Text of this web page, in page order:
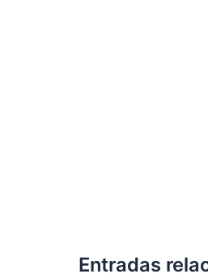
Entradas